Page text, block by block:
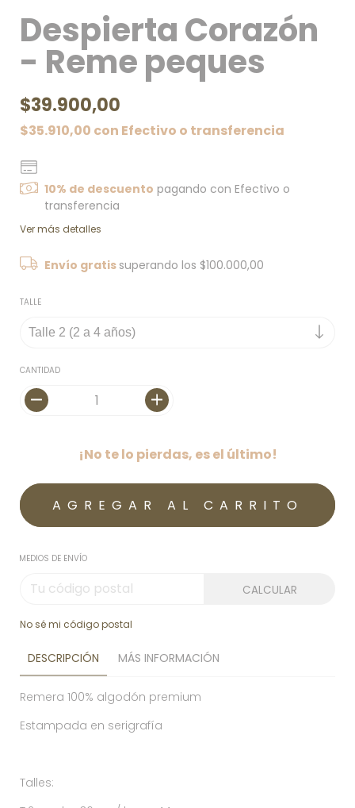
Despierta Corazón
- Reme peques
$39.900,00
$35.910,00 con Efectivo o transferencia
10% de descuento pagando con Efectivo o
transferencia
Ver más detalles
Envío gratis superando los $100.000,00
TALLE
CANTIDAD
¡No te lo pierdas, es el último!
MEDIOS DE ENVÍO
CALCULAR
No sé mi código postal
DESCRIPCIÓN MÁS INFORMACIÓN
Remera 100% algodón premium
Estampada en serigrafía
Talles: